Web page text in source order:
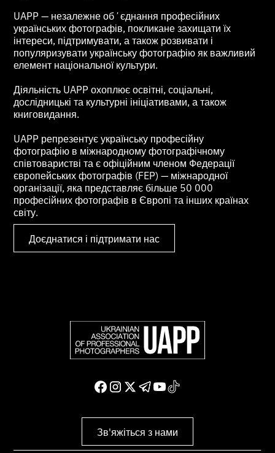
UAPP — незалежне обʼєднання професійних
українських фотографів, покликане захищати їх
інтереси, підтримувати, а також розвивати і
популяризувати українську фотографію як важливий
елемент національної культури.
Діяльність UAPP охоплює освітні, соціальні,
дослідницькі та культурні ініціативами, а також
книговидання.
UAPP репрезентує українську професійну
фотографію в міжнародному фотографічному
співтоваристві та є офіційним членом Федерації
європейських фотографів (FEP) — міжнародної
організації, яка представляє більше 50 000
професійних фотографів в Європі та інших країнах
світу.
Доєднатися і підтримати нас
Зв'яжіться з нами